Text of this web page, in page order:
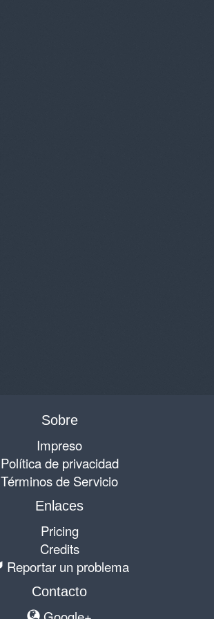
Sobre
Impreso
Política de privacidad
Términos de Servicio
Enlaces
Pricing
Credits
Reportar un problema
Contacto